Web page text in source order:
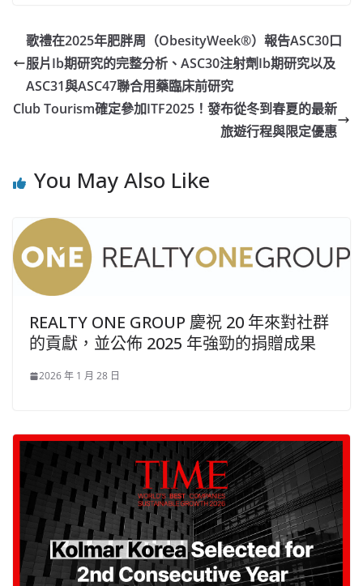
歌禮在2025年肥胖周（ObesityWeek®）報告ASC30口
服片Ib期研究的完整分析、ASC30注射劑Ib期研究以及
ASC31與ASC47聯合用藥臨床前研究
Club Tourism確定參加ITF2025！發布從冬到春夏的最新
旅遊行程與限定優惠
You May Also Like
REALTY ONE GROUP 慶祝 20 年來對社群
的貢獻，並公佈 2025 年強勁的捐贈成果
2026 年 1 月 28 日